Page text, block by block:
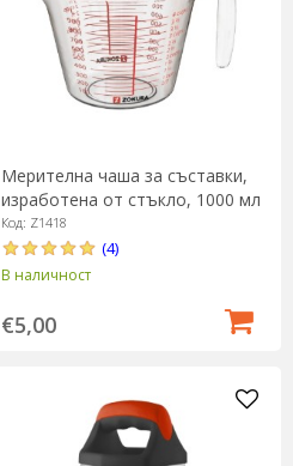
Мерителна чаша за съставки,
изработена от стъкло, 1000 мл
- Zokura
Код: Z1418
(4)
В наличност
€5,00